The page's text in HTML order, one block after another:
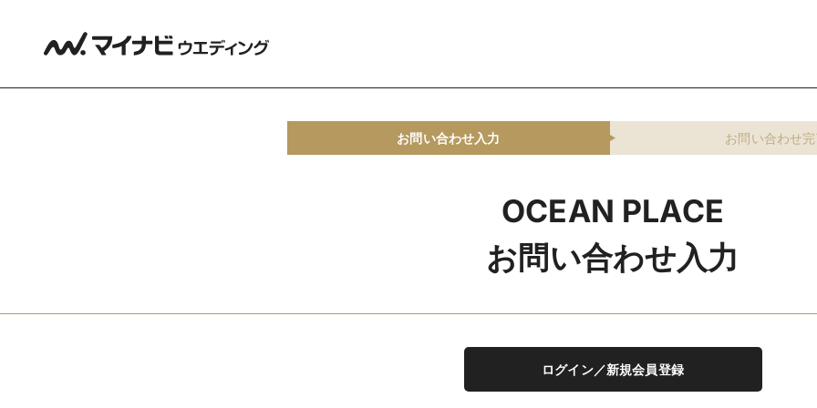
お問い合わせ入力 お問い合わせ
OCEAN PLACE
お問い合わせ入力
ログイン／新規会員登録